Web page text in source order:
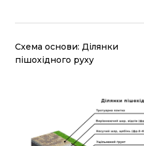
Схема основи: Ділянки
пішохідного руху